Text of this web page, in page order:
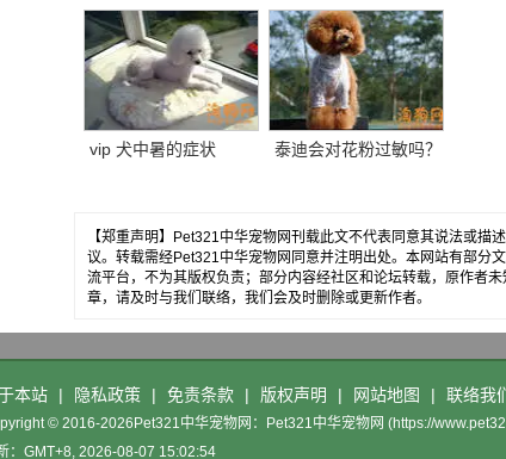
vip 犬中暑的症状 泰迪会对花粉过敏吗？
【郑重声明】Pet321中华宠物网刊载此文不代表同意其说法或描
议。转载需经Pet321中华宠物网同意并注明出处。本网站有部分
流平台，不为其版权负责；部分内容经社区和论坛转载，原作者
章，请及时与我们联络，我们会及时删除或更新作者。
本站 | 隐私政策 | 免责条款 | 版权声明 | 网站地图 | 联络我
© 2016-2026Pet321中华宠物网： Pet321中华宠物网 (https://
：GMT+8, 2026-08-07 15:02:54